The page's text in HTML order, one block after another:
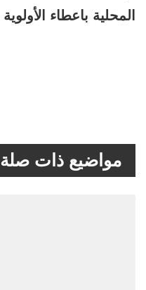
المحلية باعطاء
مواضيع ذات صلة